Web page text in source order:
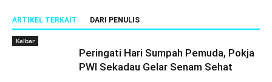
ARTIKEL TERKAIT DARI PENULIS
Kalbar
Peringati Hari Sumpah Pemuda, Pokja
PWI Sekadau Gelar Senam Sehat